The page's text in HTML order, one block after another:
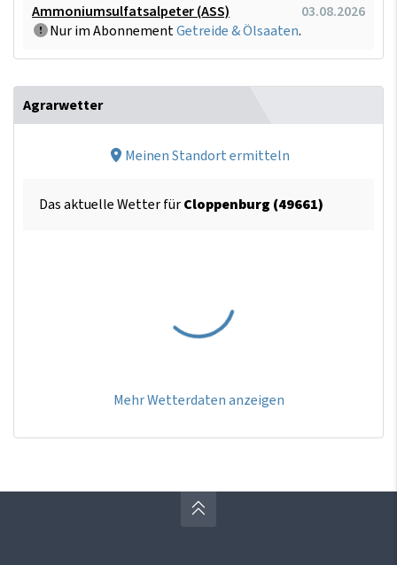
Ammoniumsulfatsalpeter (ASS)
03.08.2026
Nur im AbonnementGetreide & Ölsaaten.
Agrarwetter
Meinen Standort ermitteln
Das aktuelle Wetter fürCloppenburg (49661)
Mehr Wetterdaten anzeigen